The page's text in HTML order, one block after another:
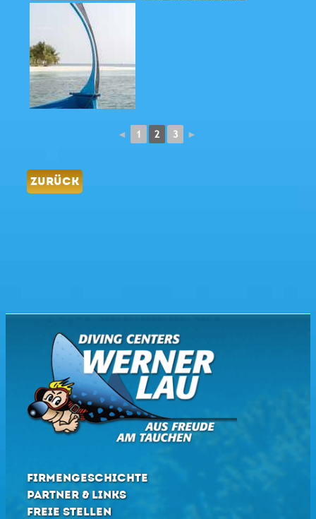
◄ 1 2 3 ►
ZURÜCK
FIRMENGESCHICHTE
PARTNER & LINKS
FREIE STELLEN